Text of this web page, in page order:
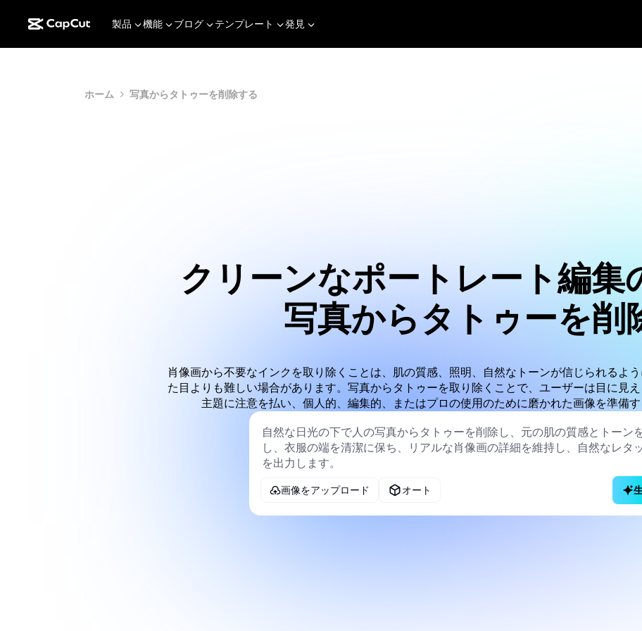
製品 機能 ブログ テンプレート 発見
ホーム 写真からタトゥーを削除する
クリーンなポートレート編集
写真からタトゥーを削
肖像画から不要なインクを取り除くことは、肌の質感、照明、自然なトーンが信じられるよ
た目よりも難しい場合があります。写真からタトゥーを取り除くことで、ユーザーは目に見え
主題に注意を払い、個人的、編集的、またはプロの使用のために磨かれた画像を準備す
画像をアップロード オート